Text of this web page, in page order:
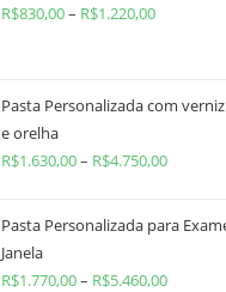
R$830,00– R$1.220,00
Pasta Personalizada com
e orelha
R$1.630,00– R$4.750,00
Pasta Personalizada para
Janela
R$1.770,00– R$5.460,00